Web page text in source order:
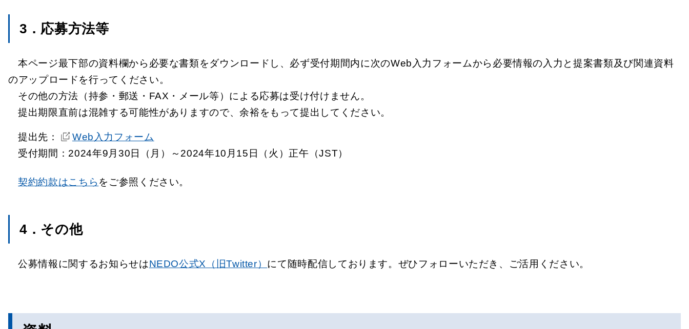
3．応募方法等
本ページ最下部の資料欄から必要な書類をダウンロードし、必ず受付期間内に次のWeb入力フォームから必要情報の入力と提案書類及び関連資料
のアップロードを行ってください。
その他の方法（持参・郵送・FAX・メール等）による応募は受け付けません。
提出期限直前は混雑する可能性がありますので、余裕をもって提出してください。
提出先：
Web入力フォーム
受付期間：2024年9月30日（月）～2024年10月15日（火）正午（JST）
契約約款はこちら をご参照ください。
4．その他
公募情報に関するお知らせはNEDO公式X（旧Twitter） にて随時配信しております。ぜひフォローいただき、ご活用ください。